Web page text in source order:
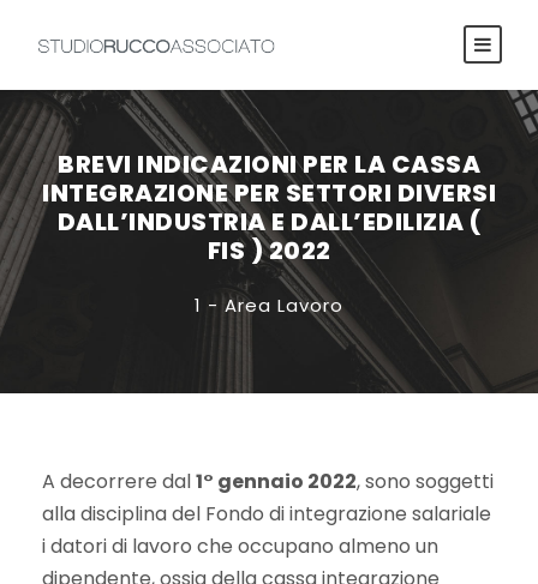
BREVI INDICAZIONI PER LA CASSA
INTEGRAZIONE PER SETTORI DIVERSI
DALL’INDUSTRIA E DALL’EDILIZIA (
FIS ) 2022
1 - Area Lavoro
A decorrere dal1° gennaio 2022, sono soggetti
alla disciplina del Fondo di integrazione salariale
i datori di lavoro che occupano almeno un